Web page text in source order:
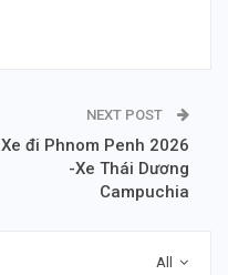
NEXT POST
Xe đi Phnom Penh 2026
-Xe Thái Dương
Campuchia
All